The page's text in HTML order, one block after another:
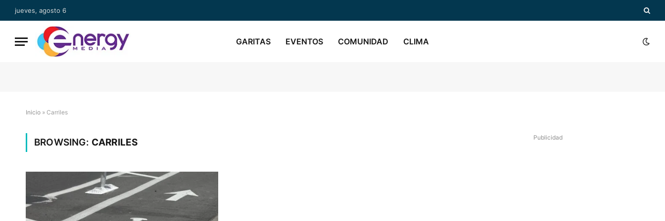
jueves, agosto 6
GARITAS EVENTOS COMUNIDAD CLIMA
Inicio » Carriles
BROWSING: CARRILES Publicidad